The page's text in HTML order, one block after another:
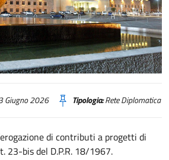
Giugno 2026 Tipologia:Rete Diplomatica
di contributi a progetti di
23-bis del D.P.R. 18/1967.